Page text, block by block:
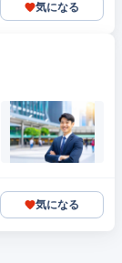
気になる
気になる